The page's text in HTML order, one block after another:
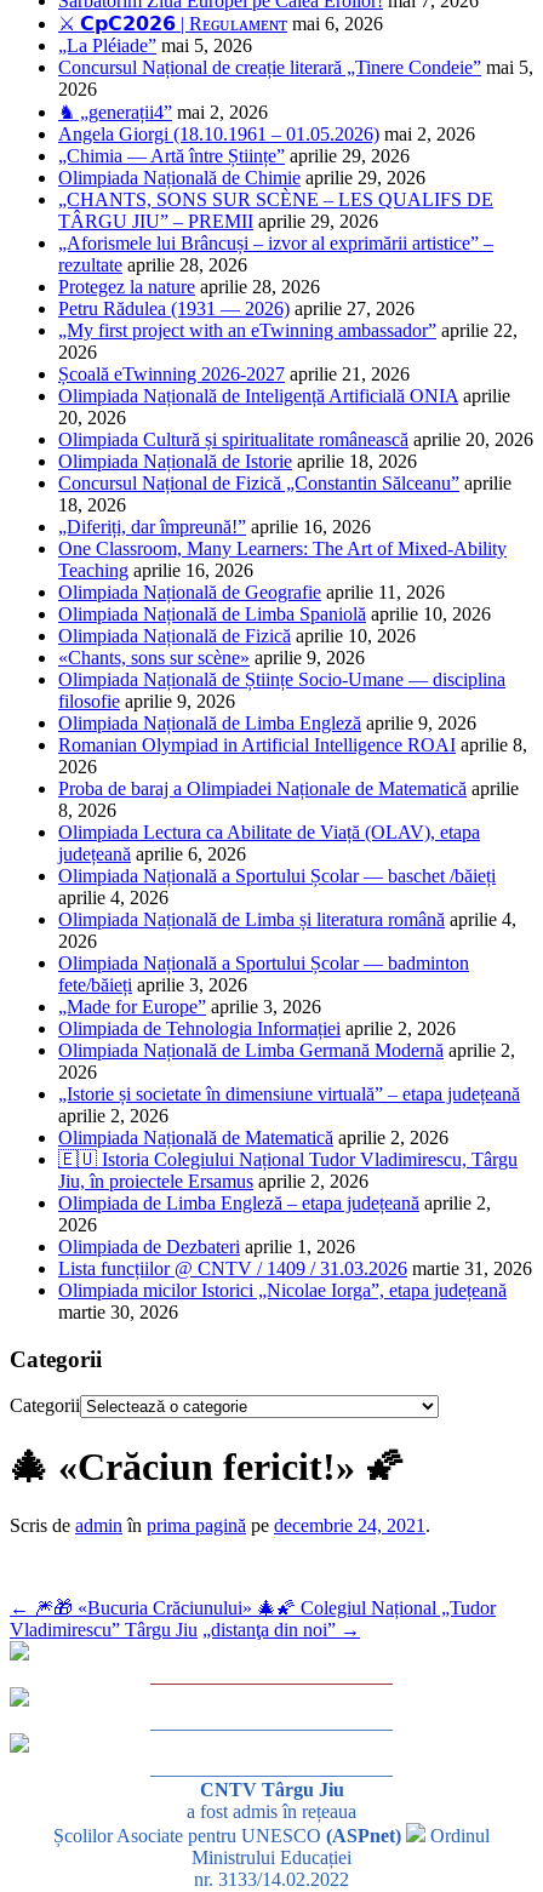
⚔️ 𝗖𝗽𝗖𝟮𝟬𝟮𝟲 | Rᴇɢᴜʟᴀᴍᴇɴᴛ mai 6, 2026
„La Pléiade” mai 5, 2026
Concursul Național de creație literară „Tinere Condeie” mai 5,
2026
♞ „generații4” mai 2, 2026
Angela Giorgi (18.10.1961 – 01.05.2026) mai 2, 2026
„Chimia — Artă între Științe” aprilie 29, 2026
Olimpiada Națională de Chimie aprilie 29, 2026
„CHANTS, SONS SUR SCÈNE – LES QUALIFS DE
TÂRGU JIU” – PREMII aprilie 29, 2026
„Aforismele lui Brâncuși – izvor al exprimării artistice” –
rezultate aprilie 28, 2026
Protegez la nature aprilie 28, 2026
Petru Rădulea (1931 — 2026) aprilie 27, 2026
„My first project with an eTwinning ambassador” aprilie 22,
2026
Școală eTwinning 2026-2027 aprilie 21, 2026
Olimpiada Națională de Inteligență Artificială ONIA aprilie
20, 2026
Olimpiada Cultură și spiritualitate românească aprilie 20, 2026
Olimpiada Națională de Istorie aprilie 18, 2026
Concursul Național de Fizică „Constantin Sălceanu” aprilie
18, 2026
„Diferiți, dar împreună!” aprilie 16, 2026
One Classroom, Many Learners: The Art of Mixed-Ability
Teaching aprilie 16, 2026
Olimpiada Națională de Geografie aprilie 11, 2026
Olimpiada Națională de Limba Spaniolă aprilie 10, 2026
Olimpiada Națională de Fizică aprilie 10, 2026
«Chants, sons sur scène» aprilie 9, 2026
Olimpiada Națională de Științe Socio-Umane — disciplina
filosofie aprilie 9, 2026
Olimpiada Națională de Limba Engleză aprilie 9, 2026
Romanian Olympiad in Artificial Intelligence ROAI aprilie 8,
2026
Proba de baraj a Olimpiadei Naționale de Matematică aprilie
8, 2026
Olimpiada Lectura ca Abilitate de Viață (OLAV), etapa
județeană aprilie 6, 2026
Olimpiada Națională a Sportului Școlar — baschet /băieți
aprilie 4, 2026
Olimpiada Națională de Limba și literatura română aprilie 4,
2026
Olimpiada Națională a Sportului Școlar — badminton
fete/băieți aprilie 3, 2026
„Made for Europe” aprilie 3, 2026
Olimpiada de Tehnologia Informației aprilie 2, 2026
Olimpiada Națională de Limba Germană Modernă aprilie 2,
2026
„Istorie și societate în dimensiune virtuală” – etapa județeană
aprilie 2, 2026
Olimpiada Națională de Matematică aprilie 2, 2026
🇪🇺 Istoria Colegiului Național Tudor Vladimirescu, Târgu
Jiu, în proiectele Ersamus aprilie 2, 2026
Olimpiada de Limba Engleză – etapa județeană aprilie 2,
2026
Olimpiada de Dezbateri aprilie 1, 2026
Lista funcțiilor @ CNTV / 1409 / 31.03.2026 martie 31, 2026
Olimpiada micilor Istorici „Nicolae Iorga”, etapa județeană
martie 30, 2026
Categorii
Categorii
🎄 «Crăciun fericit!» 🌠
Scris de admin în prima pagină pe decembrie 24, 2021 .
← 🎆🎁 «Bucuria Crăciunului» 🎄🌠 Colegiul Național „Tudor
Vladimirescu” Târgu Jiu „distanţa din noi” →
CNTV Târgu Jiu
a fost admis în rețeaua
Școlilor Asociate pentru UNESCO (ASPnet)
Ordinul
Ministrului Educației
nr. 3133/14.02.2022